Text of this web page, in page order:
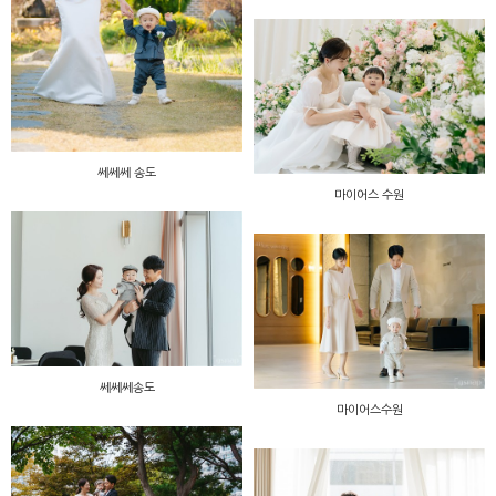
쎄쎄쎄 송도
마이어스 수원
쎄쎄쎄송도
마이어스수원